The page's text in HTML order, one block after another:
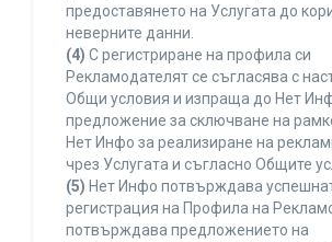
предоставянето на Услугата до
неверните данни.
(4) С регистриране на профила си
Рекламодателят се съгласява с
Общи условия и изпраща до Нет
предложение за сключване на
Нет Инфо за реализиране на
чрез Услугата и съгласно Общите
(5) Нет Инфо потвърждава
регистрация на Профила на
потвърждава предложението на